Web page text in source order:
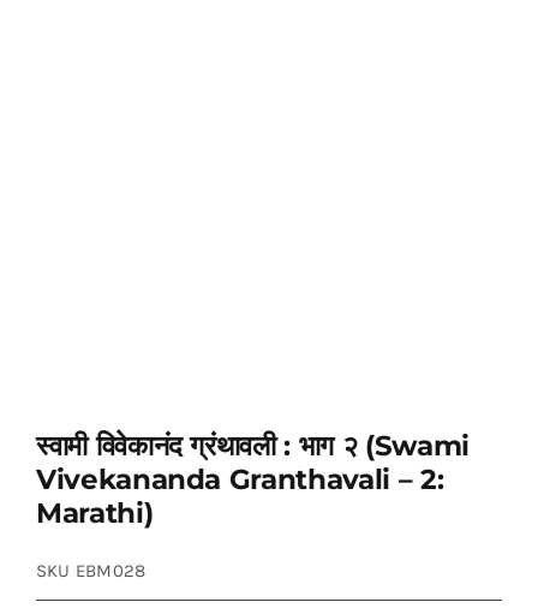
स्वामी विवेकानंद ग्रंथावली : भाग २ (Swami
Vivekananda Granthavali – 2:
Marathi)
SKU EBM028